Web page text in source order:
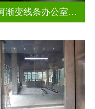
几何渐变线条办公室彩色渐变玻璃